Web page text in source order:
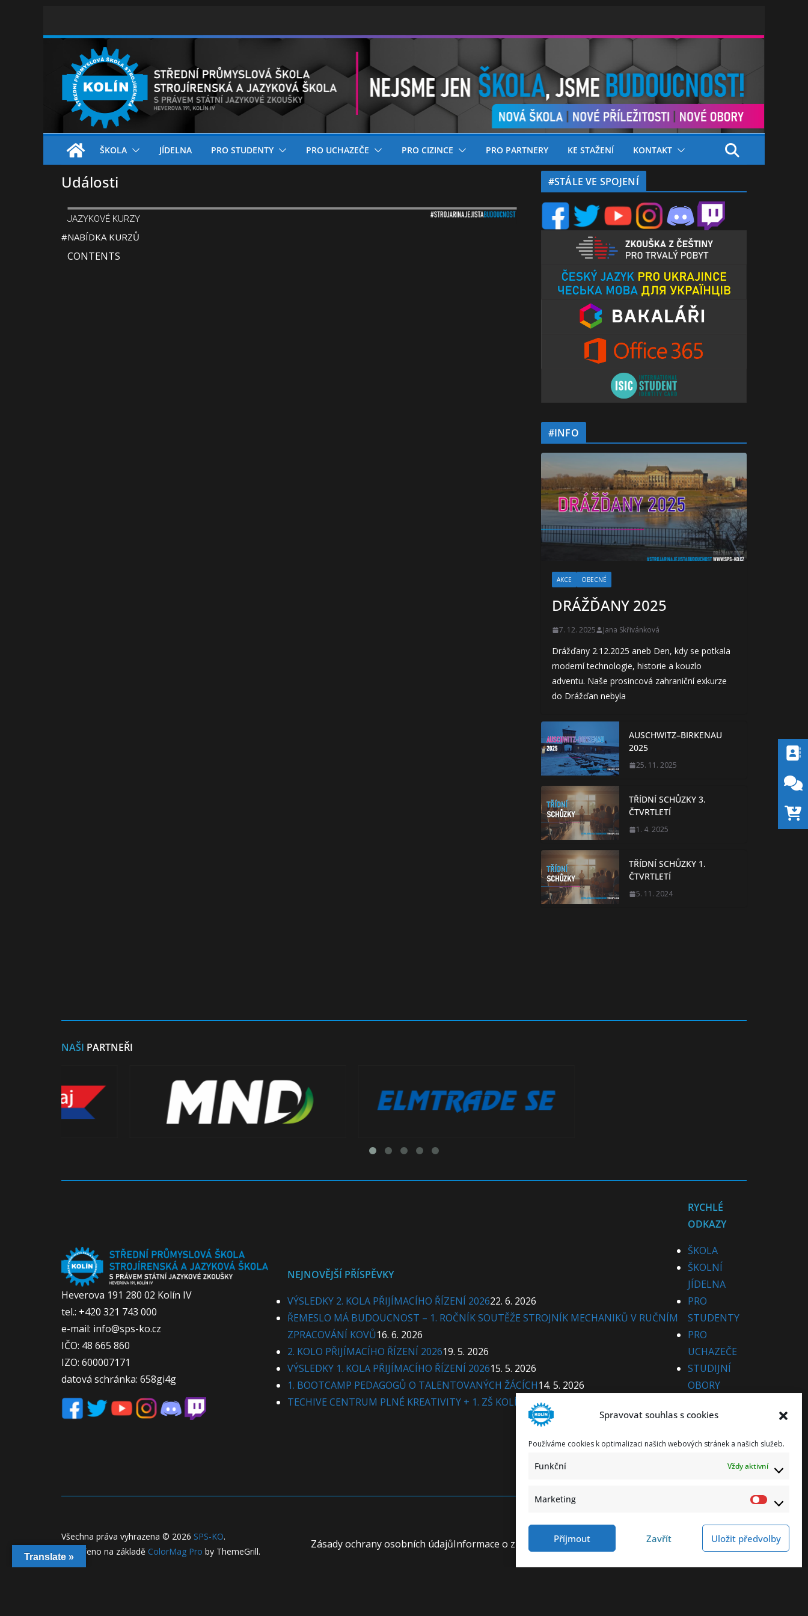
Spravovat souhlas s cookies
Používáme cookies k optimalizaci našich webových stránek a našich služeb.
Funkční Vždy aktivní
Marketing
Příjmout Zavřít Uložit předvolby
ŠKOLA JÍDELNA PRO STUDENTY PRO UCHAZEČE PRO CIZINCE PRO PARTNERY KE STAŽENÍ KONTAKT
Události
JAZYKOVÉ KURZY
#NABÍDKA KURZŮ
CONTENTS
#STÁLE VE SPOJENÍ
#INFO
AKCE OBECNÉ
DRÁŽĎANY 2025
7. 12. 2025 Jana Skřivánková
Drážďany 2.12.2025 aneb Den, kdy se potkala
moderní technologie, historie a kouzlo
adventu. Naše prosincová zahraniční exkurze
do Drážďan nebyla
AUSCHWITZ–BIRKENAU
2025
25. 11. 2025
TŘÍDNÍ SCHŮZKY 3.
ČTVRTLETÍ
1. 4. 2025
TŘÍDNÍ SCHŮZKY 1.
ČTVRTLETÍ
5. 11. 2024
NAŠI PARTNEŘI
Heverova 191 280 02 Kolín IV
tel.: +420 321 743 000
e-mail: info@sps-ko.cz
IČO: 48 665 860
IZO: 600007171
datová schránka: 658gi4g
NEJNOVĚJŠÍ PŘÍSPĚVKY
VÝSLEDKY 2. KOLA PŘIJÍMACÍHO ŘÍZENÍ 202622. 6. 2026
ŘEMESLO MÁ BUDOUCNOST – 1. ROČNÍK SOUTĚŽE STROJNÍK MECHANIKŮ V RUČNÍM
ZPRACOVÁNÍ KOVŮ16. 6. 2026
2. KOLO PŘIJÍMACÍHO ŘÍZENÍ 202619. 5. 2026
VÝSLEDKY 1. KOLA PŘIJÍMACÍHO ŘÍZENÍ 202615. 5. 2026
1. BOOTCAMP PEDAGOGŮ O TALENTOVANÝCH ŽÁCÍCH14. 5. 2026
TECHIVE CENTRUM PLNÉ KREATIVITY + 1. ZŠ KOLÍN
13. 5. 2026
RYCHLÉ
ODKAZY
ŠKOLA
ŠKOLNÍ
JÍDELNA
PRO
STUDENTY
PRO
UCHAZEČE
STUDIJNÍ
OBORY
PRO
KE STAŽENÍ
KONTAKT
Zásady ochrany osobních údajůInformace o zpracování osobních údajů Prohlášení o přístupnosti
Všechna práva vyhrazena © 2026 SPS-KO.
Vytvořeno na základě ColorMag Pro by ThemeGrill.
Translate »